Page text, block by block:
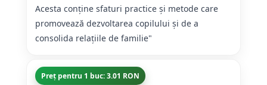
Acesta conține sfaturi practice și metode care
promovează dezvoltarea copilului și de a
consolida relațiile de familie"
Preț pentru 1 buc: 3.01 RON